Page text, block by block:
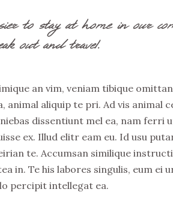
to stay at home in our
out and travel.
an vim, veniam tibique
animal aliquip te pri. Ad vis animal
dissentiunt mel ea, nam ferri
ex. Illud elitr eam eu. Id usu
te. Accumsan similique
in. Te his labores singulis, eum ei
percipit intellegat ea.